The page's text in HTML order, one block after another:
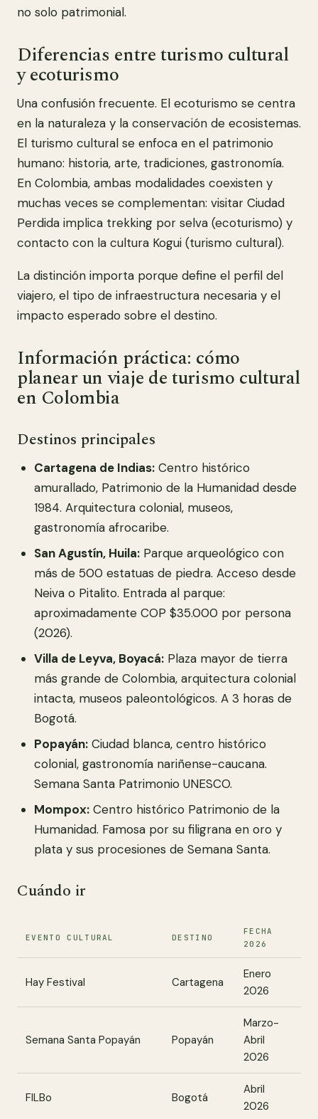
no solo patrimonial.
Diferencias entre turismo cultural
y ecoturismo
Una confusión frecuente. El ecoturismo se centra
en la naturaleza y la conservación de ecosistemas.
El turismo cultural se enfoca en el patrimonio
humano: historia, arte, tradiciones, gastronomía.
En Colombia, ambas modalidades coexisten y
muchas veces se complementan: visitar Ciudad
Perdida implica trekking por selva (ecoturismo) y
contacto con la cultura Kogui (turismo cultural).
La distinción importa porque define el perfil del
viajero, el tipo de infraestructura necesaria y el
impacto esperado sobre el destino.
Información práctica: cómo
planear un viaje de turismo cultural
en Colombia
Destinos principales
Cartagena de Indias: Centro histórico
amurallado, Patrimonio de la Humanidad desde
1984. Arquitectura colonial, museos,
gastronomía afrocaribe.
San Agustín, Huila: Parque arqueológico con
más de 500 estatuas de piedra. Acceso desde
Neiva o Pitalito. Entrada al parque:
aproximadamente COP $35.000 por persona
(2026).
Villa de Leyva, Boyacá: Plaza mayor de tierra
más grande de Colombia, arquitectura colonial
intacta, museos paleontológicos. A 3 horas de
Bogotá.
Popayán: Ciudad blanca, centro histórico
colonial, gastronomía nariñense-caucana.
Semana Santa Patrimonio UNESCO.
Mompox: Centro histórico Patrimonio de la
Humanidad. Famosa por su filigrana en oro y
plata y sus procesiones de Semana Santa.
Cuándo ir
EVENTO CULTURAL DESTINO
FECHA
2026
Hay Festival Cartagena
Enero
2026
Semana Santa Popayán Popayán
Marzo-
Abril
2026
FILBo Bogotá
Abril
2026